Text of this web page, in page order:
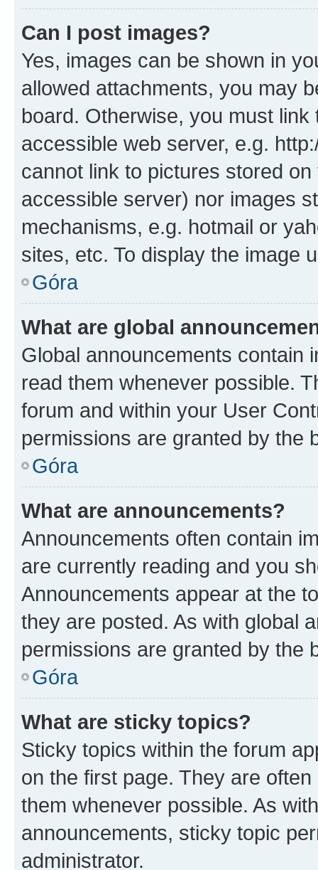
Can I post images?
Yes, images can be shown in
allowed attachments, you may
board. Otherwise, you must
accessible web server, e.g.
cannot link to pictures stored
accessible server) nor images
mechanisms, e.g. hotmail or
sites, etc. To display the image
Góra
What are global
Global announcements contain
read them whenever possible.
forum and within your User
permissions are granted by the
Góra
What are announcements?
Announcements often contain
are currently reading and you
Announcements appear at the
they are posted. As with global
permissions are granted by the
Góra
What are sticky topics?
Sticky topics within the forum
on the first page. They are
them whenever possible. As
announcements, sticky topic
administrator.